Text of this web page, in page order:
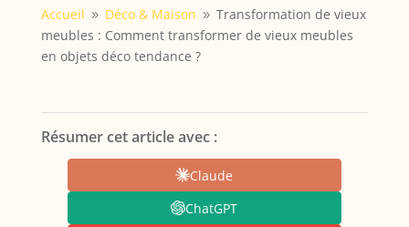
Accueil 9 Déco & Maison 9 Transformation de vieux
meubles : Comment transformer de vieux meubles
en objets déco tendance ?
Résumer cet article avec :
Claude
ChatGPT